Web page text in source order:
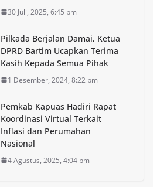
30 Juli, 2025, 6:45 pm
Pilkada Berjalan Damai, Ketua
DPRD Bartim Ucapkan Terima
Kasih Kepada Semua Pihak
1 Desember, 2024, 8:22 pm
Pemkab Kapuas Hadiri Rapat
Koordinasi Virtual Terkait
Inflasi dan Perumahan
Nasional
4 Agustus, 2025, 4:04 pm